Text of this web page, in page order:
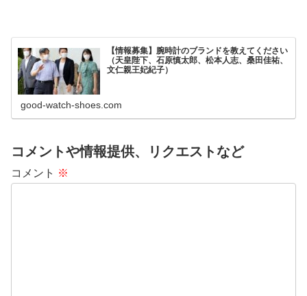
【情報募集】腕時計のブランドを教えてください
（天皇陛下、石原慎太郎、松本人志、桑田佳祐、
文仁親王妃紀子）
good-watch-shoes.com
コメントや情報提供、リクエストなど
コメント ※